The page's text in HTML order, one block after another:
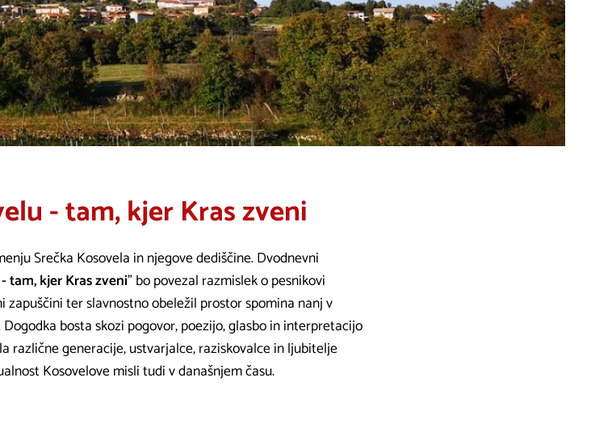
- tam, kjer Kras zveni
Srečka Kosovela in njegove dediščine. Dvodnevni
tam, kjer Kras zveni" bo povezal razmislek o pesnikovi
ter slavnostno obeležil prostor spomina nanj v
bosta skozi pogovor, poezijo, glasbo in interpretacijo
različne generacije, ustvarjalce, raziskovalce in ljubitelje
Kosovelove misli tudi v današnjem času.